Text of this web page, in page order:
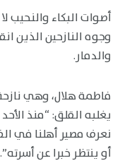
أصوات البكاء
وجوه النازحين الذين
والدمار.
فاطمة هلال، وهي
يغلبه القلق: “منذ
نعرف مصير أهلنا في
أو ينتظر خبرا عن أسرته”.